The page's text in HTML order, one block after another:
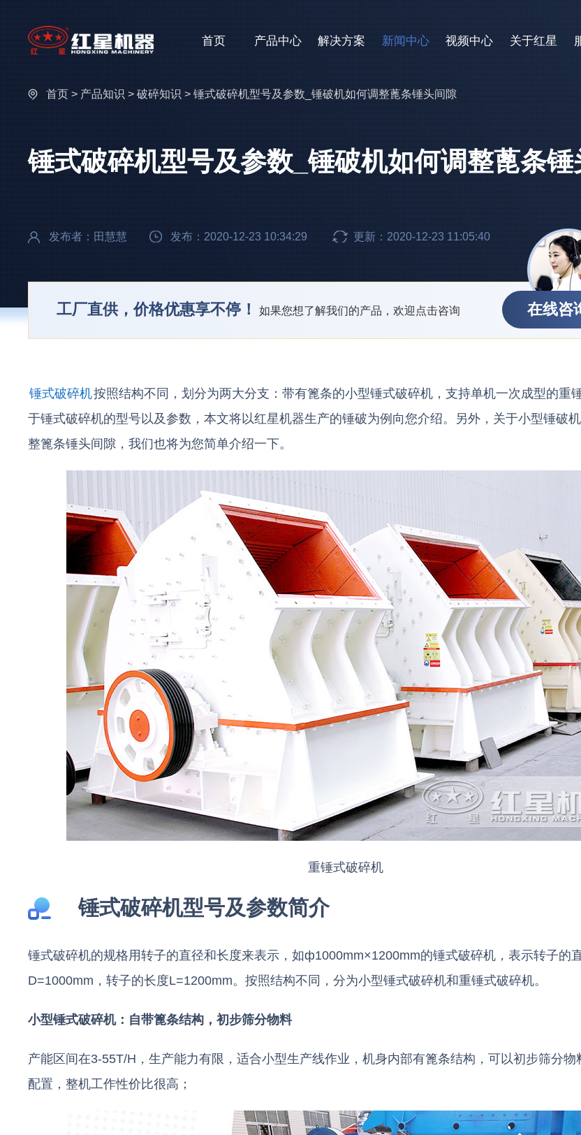
首页 产品中心 解决方案 新闻中心 视频中心 关于红星
首页 > 产品知识 >破碎知识 > 锤式破碎机型号及参数_锤破机如何调整蓖条锤头间隙
锤式破碎机型号及参数_锤破机如何调整蓖条锤
发布者：田慧慧 发布：2020-12-23 10:34:29 更新：2020-12-23 11:05:40
工厂直供，价格优惠享不停！ 如果您想了解我们的产品，欢迎点击咨询 在线咨
锤式破碎机按照结构不同，划分为两大分支：带有篦条的小型锤式破碎机，支持单机一次成型的重
于锤式破碎机的型号以及参数，本文将以红星机器生产的锤破为例向您介绍。另外，关于小型锤破
整篦条锤头间隙，我们也将为您简单介绍一下。
重锤式破碎机
锤式破碎机型号及参数简介
锤式破碎机的规格用转子的直径和长度来表示，如ф1000mm×1200mm的锤式破碎机，表示转子的
D=1000mm，转子的长度L=1200mm。按照结构不同，分为小型锤式破碎机和重锤式破碎机。
小型锤式破碎机：自带篦条结构，初步筛分物料
产能区间在3-55T/H，生产能力有限，适合小型生产线作业，机身内部有篦条结构，可以初步筛分物
配置，整机工作性价比很高；